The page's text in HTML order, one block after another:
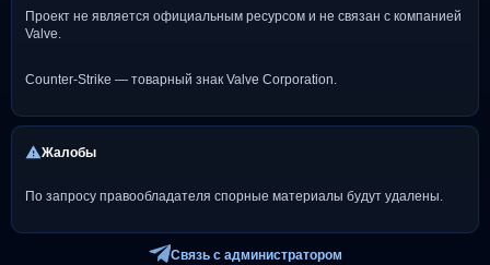
Проект не является официальным ресурсом и не связан с компанией
Valve.
Counter-Strike — товарный знак Valve Corporation.
Жалобы
По запросу правообладателя спорные материалы будут удалены.
Связь с администратором